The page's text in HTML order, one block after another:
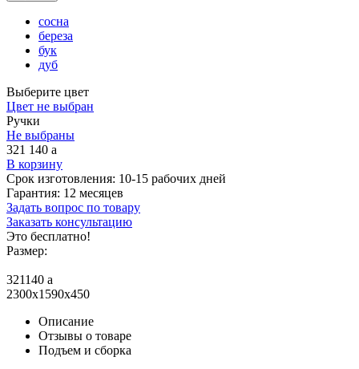
сосна
береза
бук
дуб
Выберите цвет
Цвет не выбран
Ручки
Не выбраны
321 140 a
В корзину
Срок изготовления: 10-15 рабочих дней
Гарантия: 12 месяцев
Задать вопрос по товару
Заказать консультацию
Это бесплатно!
Размер:
321140 a
2300x1590x450
Описание
Отзывы о товаре
Подъем и сборка